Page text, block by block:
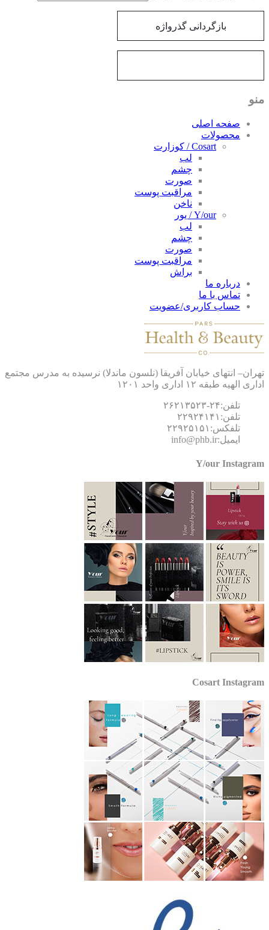
بازگردانی گذرواژه
صفحه اصلی
محصولات
Cosart / کوزارت
لب
چشم
صورت
مراقبت پوست
ناخن
Y/our / یور
لب
چشم
صورت
مراقبت پوست
براش
درباره ما
تماس با ما
حساب کاربری/عضویت
انتهای خیابان آفریقا (نلسون ماندلا) نرسیده به مدرس مجتمع
الهیه طبقه ۱۲ اداری واحد ۱۲۰۱
تلفن:۲۴-۲۶۲۱۳۵۲۳
تلفن:۲۲۹۲۴۱۴۱
تلفکس:۲۲۹۲۵۱۵۱
ایمیل:info@phb.ir
Y/our
Cosart